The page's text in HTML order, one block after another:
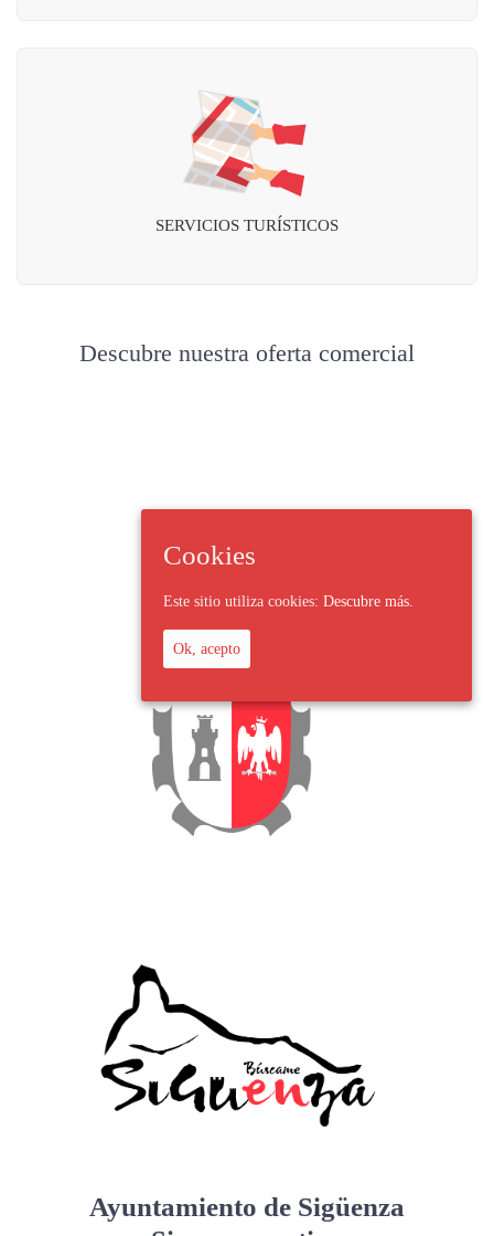
SERVICIOS TURÍSTICOS
Descubre nuestra oferta comercial
Ayuntamiento de Sigüenza
Cookies
Este sitio utiliza cookies: Descubre más.
Ok, acepto